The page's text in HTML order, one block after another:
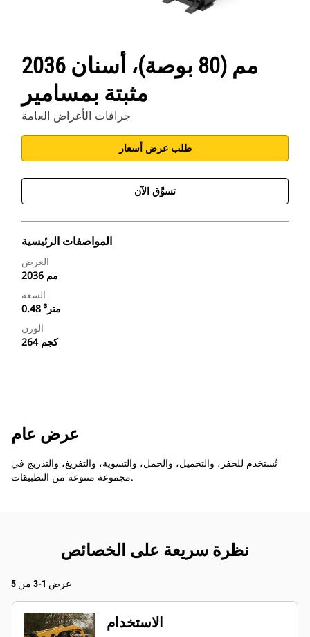
2036 مم (80 بوصة)، أسنان
مثبتة بمسامير
جرافات الأغراض العامة
طلب عرض أسعار
تسوَّق الآن
المواصفات الرئيسية
العرض
2036 مم
السعة
0.48 متر³
الوزن
264 كجم
عرض عام
تُستخدم للحفر، والتحميل، والحمل، والتسوية، والتفريغ، والتدريج في
مجموعة متنوعة من التطبيقات.
نظرة سريعة على الخصائص
عرض 1-3 من 5
الاستخدام